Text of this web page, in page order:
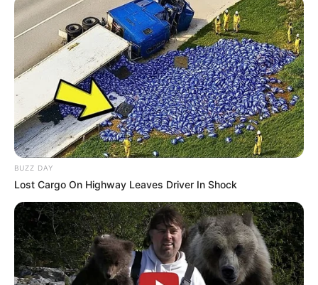
BUZZ DAY
Lost Cargo On Highway Leaves Driver In Shock